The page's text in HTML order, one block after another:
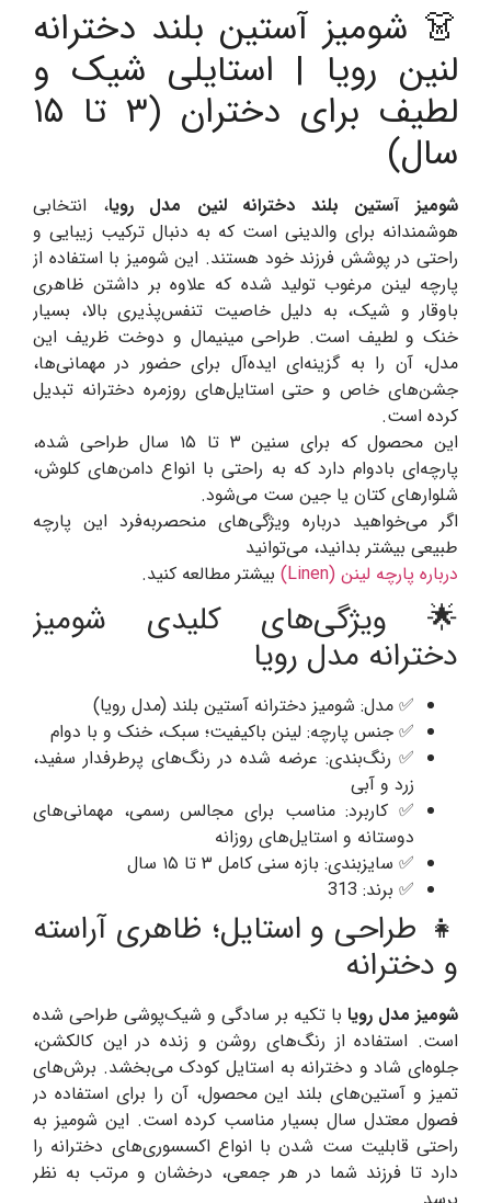
👗 شومیز آستین بلند دخترانه
لنین رویا | استایلی شیک و
لطیف برای دختران (۳ تا ۱۵
سال)
شومیز آستین بلند دخترانه لنین مدل رویا، انتخابی
هوشمندانه برای والدینی است که به دنبال ترکیب زیبایی و
راحتی در پوشش فرزند خود هستند. این شومیز با استفاده از
پارچه لینن مرغوب تولید شده که علاوه بر داشتن ظاهری
باوقار و شیک، به دلیل خاصیت تنفس‌پذیری بالا، بسیار
خنک و لطیف است. طراحی مینیمال و دوخت ظریف این
مدل، آن را به گزینه‌ای ایده‌آل برای حضور در مهمانی‌ها،
جشن‌های خاص و حتی استایل‌های روزمره دخترانه تبدیل
کرده است.
این محصول که برای سنین ۳ تا ۱۵ سال طراحی شده،
پارچه‌ای بادوام دارد که به راحتی با انواع دامن‌های کلوش،
شلوارهای کتان یا جین ست می‌شود.
اگر می‌خواهید درباره ویژگی‌های منحصربه‌فرد این پارچه
طبیعی بیشتر بدانید، می‌توانید
درباره پارچه لینن (Linen)
بیشتر مطالعه کنید.
🌟 ویژگی‌های کلیدی شومیز
دخترانه مدل رویا
✅ مدل: شومیز دخترانه آستین بلند (مدل رویا)
✅ جنس پارچه: لینن باکیفیت؛ سبک، خنک و با دوام
✅ رنگ‌بندی: عرضه شده در رنگ‌های پرطرفدار سفید،
زرد و آبی
✅ کاربرد: مناسب برای مجالس رسمی، مهمانی‌های
دوستانه و استایل‌های روزانه
✅ سایزبندی: بازه سنی کامل ۳ تا ۱۵ سال
✅ برند: 313
👧 طراحی و استایل؛ ظاهری آراسته
و دخترانه
شومیز مدل رویا با تکیه بر سادگی و شیک‌پوشی طراحی شده
است. استفاده از رنگ‌های روشن و زنده در این کالکشن،
جلوه‌ای شاد و دخترانه به استایل کودک می‌بخشد. برش‌های
تمیز و آستین‌های بلند این محصول، آن را برای استفاده در
فصول معتدل سال بسیار مناسب کرده است. این شومیز به
راحتی قابلیت ست شدن با انواع اکسسوری‌های دخترانه را
دارد تا فرزند شما در هر جمعی، درخشان و مرتب به نظر